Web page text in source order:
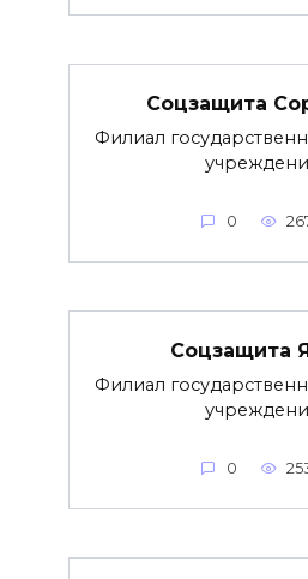
Соцзащита
Филиал
0
Соцзащита
Филиал
0